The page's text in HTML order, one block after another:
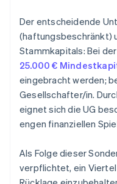
Der entscheidende
(haftungsbeschränkt)
Stammkapitals: Bei
25.000 €
eingebracht werden;
Gesellschafter/in.
eignet sich die UG
engen finanziellen
Als Folge dieser
verpflichtet, ein Viertel